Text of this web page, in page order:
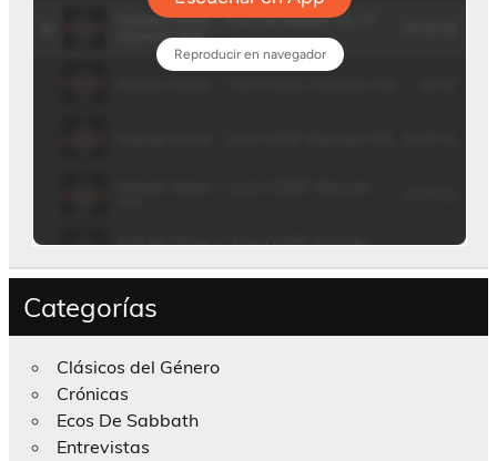
Categorías
Clásicos del Género
Crónicas
Ecos De Sabbath
Entrevistas